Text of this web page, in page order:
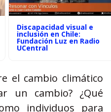
Discapacidad visual e
inclusión en Chile:
Fundación Luz en Radio
UCentral
el cambio climático
un cambio? ¿Qué
individuos para